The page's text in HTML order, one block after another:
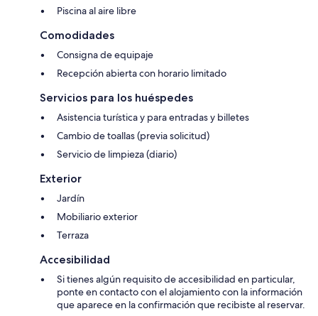
Piscina al aire libre
Comodidades
Consigna de equipaje
Recepción abierta con horario limitado
Servicios para los huéspedes
Asistencia turística y para entradas y billetes
Cambio de toallas (previa solicitud)
Servicio de limpieza (diario)
Exterior
Jardín
Mobiliario exterior
Terraza
Accesibilidad
Si tienes algún requisito de accesibilidad en particular,
ponte en contacto con el alojamiento con la información
que aparece en la confirmación que recibiste al reservar.